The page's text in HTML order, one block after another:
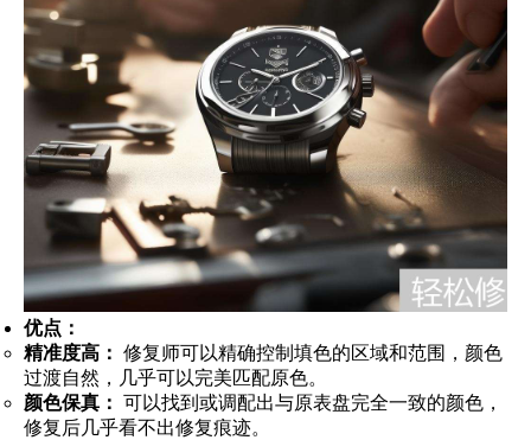
优点：
精准度高： 修复师可以精确控制填色的区域和范围，颜色
过渡自然，几乎可以完美匹配原色。
颜色保真： 可以找到或调配出与原表盘完全一致的颜色，
修复后几乎看不出修复痕迹。